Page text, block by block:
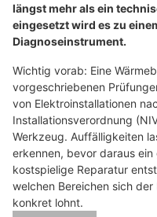
längst mehr als ein
eingesetzt wird es zu
Diagnoseinstrument.
Wichtig vorab: Eine
vorgeschriebenen
von Elektroinstallationen
Installationsverordnung
Werkzeug. Auffälligkeiten
erkennen, bevor daraus
kostspielige Reparatur
welchen Bereichen sich
konkret lohnt.